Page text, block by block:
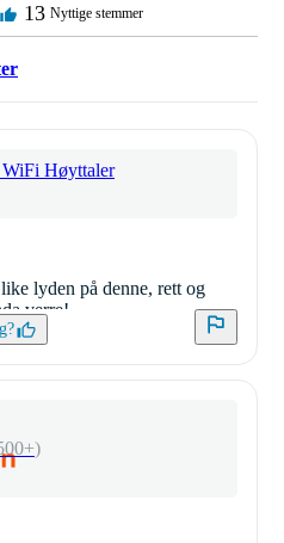
13 Nyttige stemmer
WiFi Høyttaler
lyden på denne, rett og
verre!
)